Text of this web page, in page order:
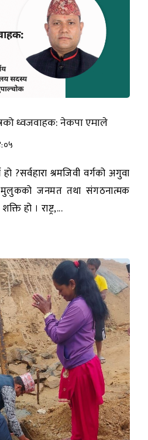
ध्वजवाहक: नेकपा एमाले
?सर्वहारा श्रमजिवी वर्गको अगुवा
जनमत तथा संगठनात्मक
हो । राष्ट्र,...